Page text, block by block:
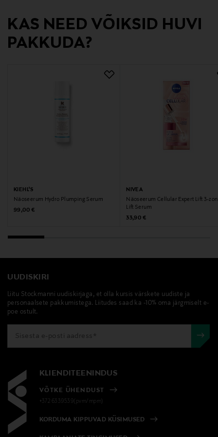
kuluttajapalvelu@beiersdorf.com
Märksõnad
KAS NEED VÕIKSID HUVI
PAKKUDA?
KIEHL'S
Näoseerum Hydro Plumping Serum
Original Price
99,00 €
NIVEA
Näoseerum Cellular Expert Lift 3-
Lift Serum
Original Price
33,90 €
UUDISKIRI
Liitu Stockmanni uudiskirjaga, et olla kursis värskete uudiste ja
personaalsete pakkumistega. Liitudes saad ka -10% oma järgmiselt e-
poe ostult.
KLIENDITEENINDUS
VÕTKE ÜHENDUST
+372 6339539(pvm/mpm)
KORDUMA KIPPUVAD KÜSIMUSED